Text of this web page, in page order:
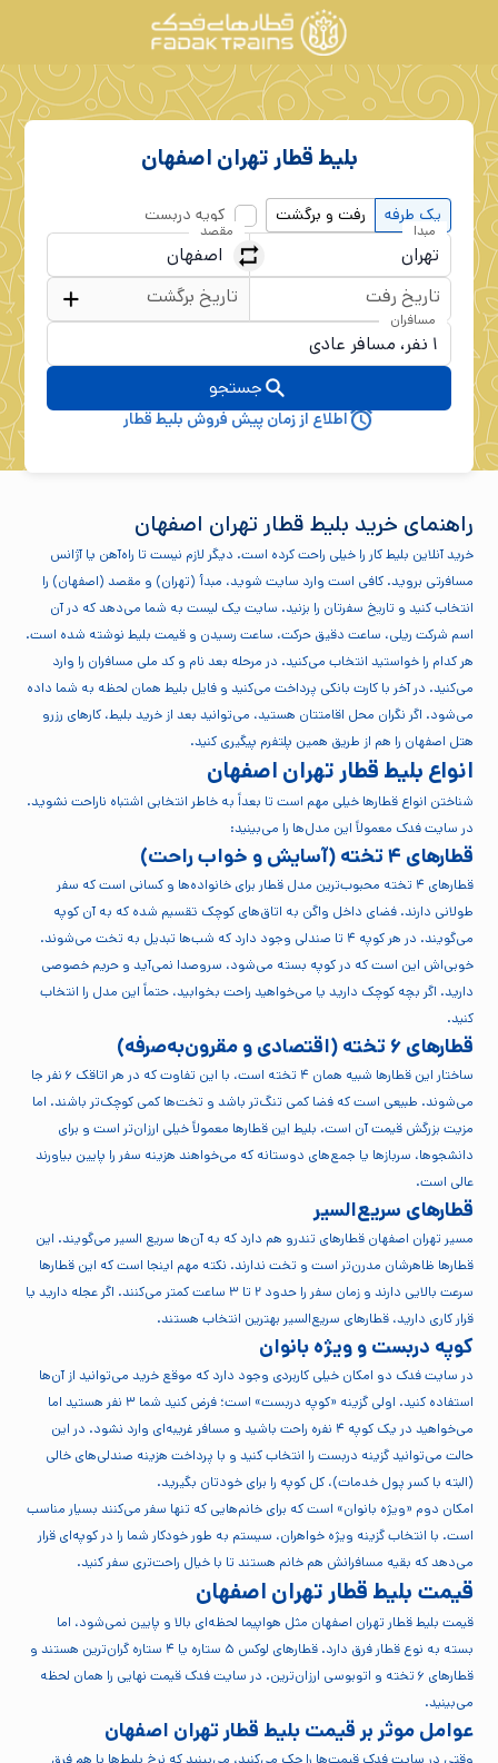
بلیط قطارتهران اصفهان
یک طرفه رفت و برگشت کوپه دربست
مبدا مقصد
تاریخ رفت تاریخ برگشت
مسافران
جستجو
اطلاع از زمان پیش فروش بلیط قطار
راهنمای خرید بلیط قطار تهران اصفهان
خرید آنلاین بلیط کار را خیلی راحت کرده است. دیگر لازم نیست تا راه‌آهن یا آژانس
مسافرتی بروید. کافی است وارد سایت شوید، مبدأ (تهران) و مقصد (اصفهان) را
انتخاب کنید و تاریخ سفرتان را بزنید. سایت یک لیست به شما می‌دهد که در آن
اسم شرکت ریلی، ساعت دقیق حرکت، ساعت رسیدن و قیمت بلیط نوشته شده است.
هر کدام را خواستید انتخاب می‌کنید. در مرحله بعد نام و کد ملی مسافران را وارد
می‌کنید. در آخر با کارت بانکی پرداخت می‌کنید و فایل بلیط همان لحظه به شما داده
می‌شود. اگر نگران محل اقامتتان هستید، می‌توانید بعد از خرید بلیط، کارهای رزرو
هتل اصفهان را هم از طریق همین پلتفرم پیگیری کنید.
انواع بلیط قطار تهران اصفهان
شناختن انواع قطارها خیلی مهم است تا بعداً به خاطر انتخابی اشتباه ناراحت نشوید.
در سایت فدک معمولاً این مدل‌ها را می‌بینید:
قطارهای ۴ تخته (آسایش و خواب راحت)
قطارهای ۴ تخته محبوب‌ترین مدل قطار برای خانواده‌ها و کسانی است که سفر
طولانی دارند. فضای داخل واگن به اتاق‌های کوچک تقسیم شده که به آن کوپه
می‌گویند. در هر کوپه ۴ تا صندلی وجود دارد که شب‌ها تبدیل به تخت می‌شوند.
خوبی‌اش این است که در کوپه بسته می‌شود، سروصدا نمی‌آید و حریم خصوصی
دارید. اگر بچه کوچک دارید یا می‌خواهید راحت بخوابید، حتماً این مدل را انتخاب
کنید.
قطارهای ۶ تخته (اقتصادی و مقرون‌به‌صرفه)
ساختار این قطارها شبیه همان ۴ تخته است، با این تفاوت که در هر اتاقک ۶ نفر جا
می‌شوند. طبیعی است که فضا کمی تنگ‌تر باشد و تخت‌ها کمی کوچک‌تر باشند. اما
مزیت بزرگش قیمت آن است. بلیط این قطارها معمولاً خیلی ارزان‌تر است و برای
دانشجوها، سربازها یا جمع‌های دوستانه که می‌خواهند هزینه سفر را پایین بیاورند
عالی است.
قطارهای سریع‌السیر
مسیر تهران اصفهان قطارهای تندرو هم دارد که به آن‌ها سریع السیر می‌گویند. این
قطارها ظاهرشان مدرن‌تر است و تخت ندارند. نکته مهم اینجا است که این قطارها
سرعت بالایی دارند و زمان سفر را حدود ۲ تا ۳ ساعت کمتر می‌کنند. اگر عجله دارید یا
قرار کاری دارید، قطارهای سریع‌السیر بهترین انتخاب هستند.
کوپه دربست و ویژه بانوان
در سایت فدک دو امکان خیلی کاربردی وجود دارد که موقع خرید می‌توانید از آن‌ها
استفاده کنید. اولی گزینه «کوپه دربست» است؛ فرض کنید شما ۳ نفر هستید اما
می‌خواهید در یک کوپه ۴ نفره راحت باشید و مسافر غریبه‌ای وارد نشود. در این
حالت می‌توانید گزینه دربست را انتخاب کنید و با پرداخت هزینه صندلی‌های خالی
(البته با کسر پول خدمات)، کل کوپه را برای خودتان بگیرید.
امکان دوم «ویژه بانوان» است که برای خانم‌هایی که تنها سفر می‌کنند بسیار مناسب
است. با انتخاب گزینه ویژه خواهران، سیستم به طور خودکار شما را در کوپه‌ای قرار
می‌دهد که بقیه مسافرانش هم خانم هستند تا با خیال راحت‌تری سفر کنید.
قیمت بلیط قطار تهران اصفهان
قیمت بلیط قطار تهران اصفهان مثل هواپیما لحظه‌ای بالا و پایین نمی‌شود، اما
بسته به نوع قطار فرق دارد. قطارهای لوکس ۵ ستاره یا ۴ ستاره گران‌ترین هستند و
قطارهای ۶ تخته و اتوبوسی ارزان‌ترین. در سایت فدک قیمت نهایی را همان لحظه
می‌بینید.
عوامل موثر بر قیمت بلیط قطار تهران اصفهان
وقتی در سایت فدک قیمت‌ها را چک می‌کنید، می‌بینید که نرخ بلیط‌ها با هم فرق